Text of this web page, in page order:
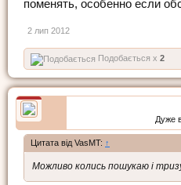
поменять, особенно если
2 лип 2012
Подобається x 2
Дуже
Цитата від VasMT: ↑
Можливо колись пошукаю і